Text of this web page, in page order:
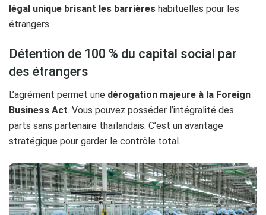
légal unique brisant les barrières habituelles pour les
étrangers.
Détention de 100 % du capital social par
des étrangers
L’agrément permet une dérogation majeure à la Foreign
Business Act. Vous pouvez posséder l’intégralité des
parts sans partenaire thaïlandais. C’est un avantage
stratégique pour garder le contrôle total.